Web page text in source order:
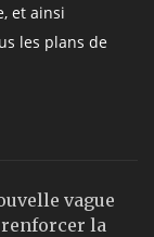
et ainsi
les plans de
vague
renforcer la